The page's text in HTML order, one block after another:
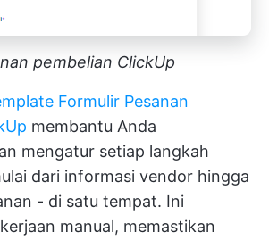
pembelian ClickUp
Formulir Pesanan
membantu Anda
mengatur setiap langkah
dari informasi vendor hingga
- di satu tempat. Ini
manual, memastikan